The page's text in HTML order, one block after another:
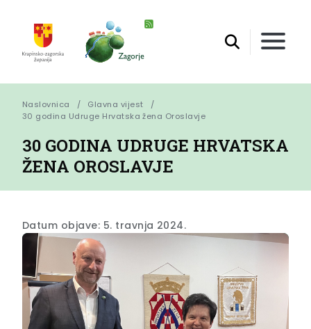
Naslovnica
Glavna vijest
30 godina Udruge Hrvatska žena Oroslavje
30 GODINA UDRUGE HRVATSKA
ŽENA OROSLAVJE
Datum objave: 5. travnja 2024.